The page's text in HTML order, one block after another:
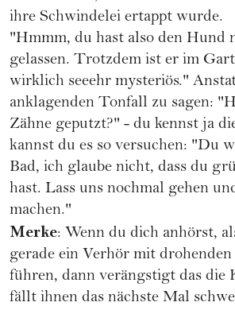
ihre Schwindelei ertappt wurde.
"Hmmm, du hast also den Hund
gelassen. Trotzdem ist er im
wirklich seeehr mysteriös."
anklagenden Tonfall zu sagen:
Zähne geputzt?" - du kennst ja
kannst du es so versuchen: "Du
Bad, ich glaube nicht, dass du
hast. Lass uns nochmal gehen
machen."
Merke: Wenn du dich anhörst,
gerade ein Verhör mit drohenden
führen, dann verängstigt das die
fällt ihnen das nächste Mal